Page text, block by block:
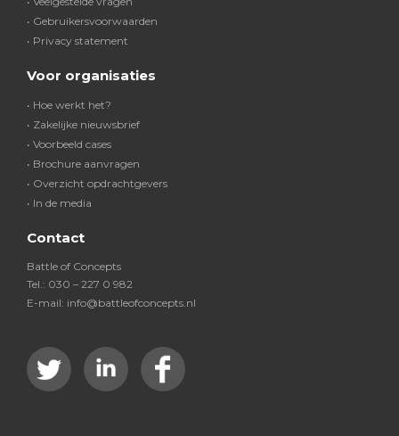
• Gebruikersvoorwaarden
• Privacy statement
Voor organisaties
• Hoe werkt het?
• Zakelijke nieuwsbrief
• Voorbeeld cases
• Brochure aanvragen
• Overzicht opdrachtgevers
• In de media
Contact
Battle of Concepts
Tel.: 030 – 227 0 982
E-mail: info@battleofconcepts.nl